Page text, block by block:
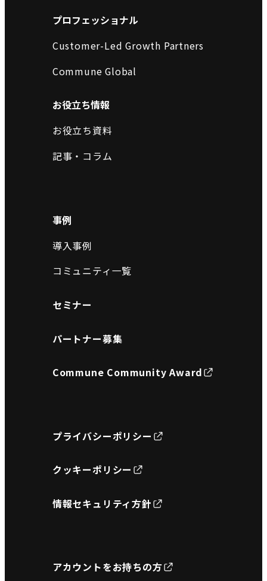
プロフェッショナル
Customer-Led Growth Partners
Commune Global
お役立ち情報
お役立ち資料
記事・コラム
事例
導入事例
コミュニティ一覧
セミナー
パートナー募集
Commune Community Award
プライバシーポリシー
クッキーポリシー
情報セキュリティ方針
アカウントをお持ちの方